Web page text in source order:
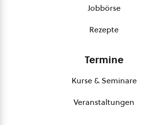
Jobbörse
Rezepte
Termine
Kurse & Seminare
Veranstaltungen